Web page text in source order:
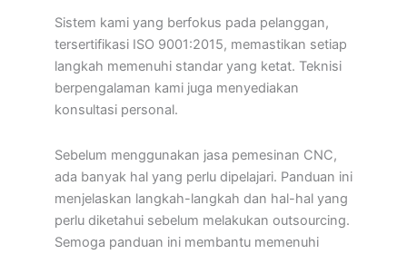
Sistem kami yang berfokus pada pelanggan,
tersertifikasi ISO 9001:2015, memastikan setiap
langkah memenuhi standar yang ketat. Teknisi
berpengalaman kami juga menyediakan
konsultasi personal.
Sebelum menggunakan jasa pemesinan CNC,
ada banyak hal yang perlu dipelajari. Panduan ini
menjelaskan langkah-langkah dan hal-hal yang
perlu diketahui sebelum melakukan outsourcing.
Semoga panduan ini membantu memenuhi